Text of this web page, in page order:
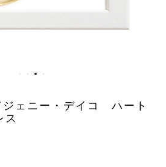
ジェニー・デイコ ハート
ス